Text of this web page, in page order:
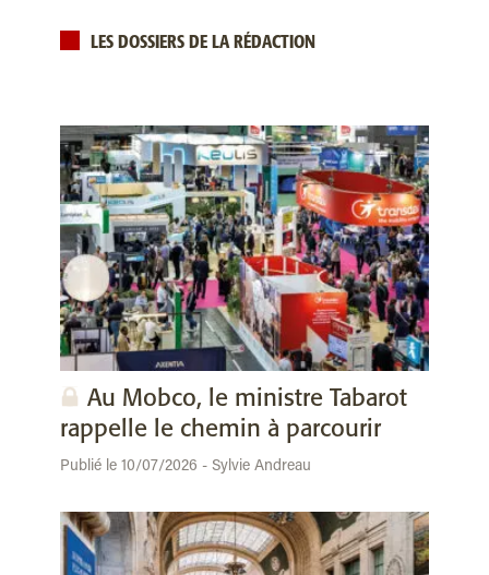
LES DOSSIERS DE LA RÉDACTION
Au Mobco, le ministre Tabarot
rappelle le chemin à parcourir
Publié le 10/07/2026 - Sylvie Andreau